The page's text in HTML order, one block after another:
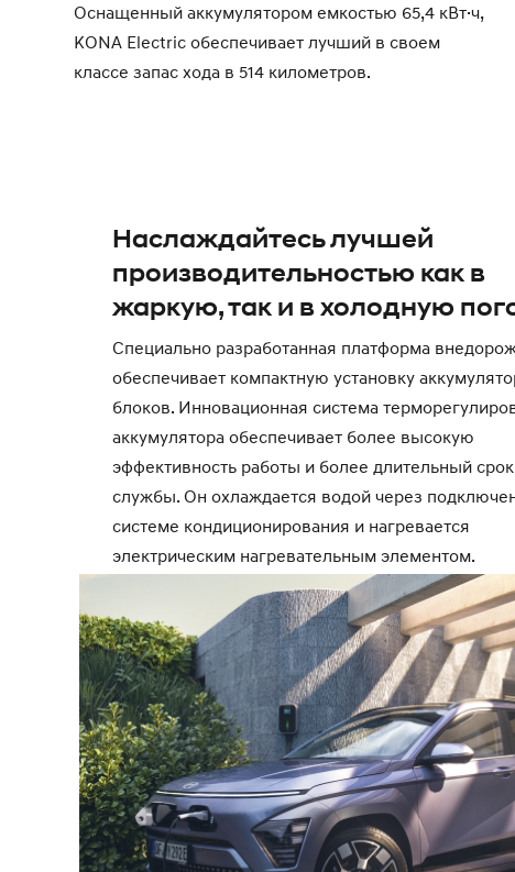
Оснащенный аккумулятором емкостью 65,4 кВт·ч,
KONA Electric обеспечивает лучший в своем
классе запас хода в 514 километров.
Наслаждайтесь лучшей
производительностью как в
жаркую, так и в холодную
Специально разработанная платформа
обеспечивает компактную установку
блоков. Инновационная система
аккумулятора обеспечивает более высокую
эффективность работы и более длительный
службы. Он охлаждается водой через
системе кондиционирования и нагревается
электрическим нагревательным элементом.